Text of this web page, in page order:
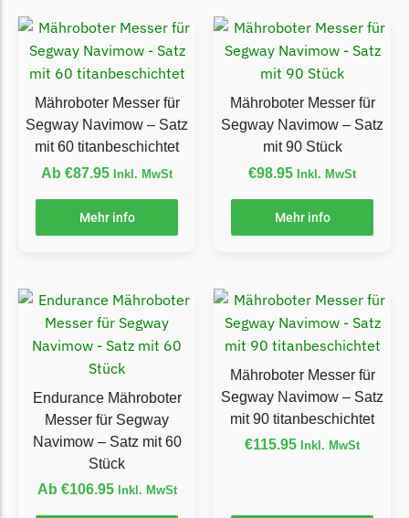
Powerworks Messer
Begrenzungsdraht
Robomow Messer
Begrenzungsdraht
Scheppach
Scheppach Messer
Begrenzungsdraht
Segway Navimow Messer
Sunseeker
Sunseeker Messer
TECH Line
TECH Line Messer
Begrenzungsdraht
Texas
Mähroboter Messer für
Segway Navimow – Satz
mit 60 titanbeschichtet
Ab €87.95 Inkl. MwSt
Mehr info
Mähroboter Messer für
Segway Navimow – Satz
mit 90 Stück
€98.95 Inkl. MwSt
Mehr info
Endurance Mähroboter
Messer für Segway
Navimow – Satz mit 60
Stück
Ab €106.95 Inkl. MwSt
Mähroboter Messer für
Segway Navimow – Satz
mit 90 titanbeschichtet
€115.95 Inkl. MwSt